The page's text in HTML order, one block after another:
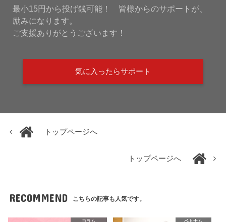
最小15円から投げ銭可能！ 皆様からのサポートが、
励みになります。
ご支援ありがとうございます！
気に入ったらサポート
トップページへ
トップページへ
RECOMMEND こちらの記事も人気です。
コラム ベトナム